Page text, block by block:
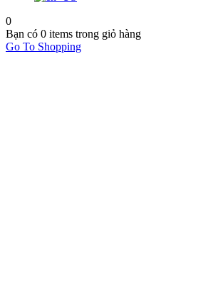
0
Bạn có 0 items trong giỏ hàng
Go To Shopping